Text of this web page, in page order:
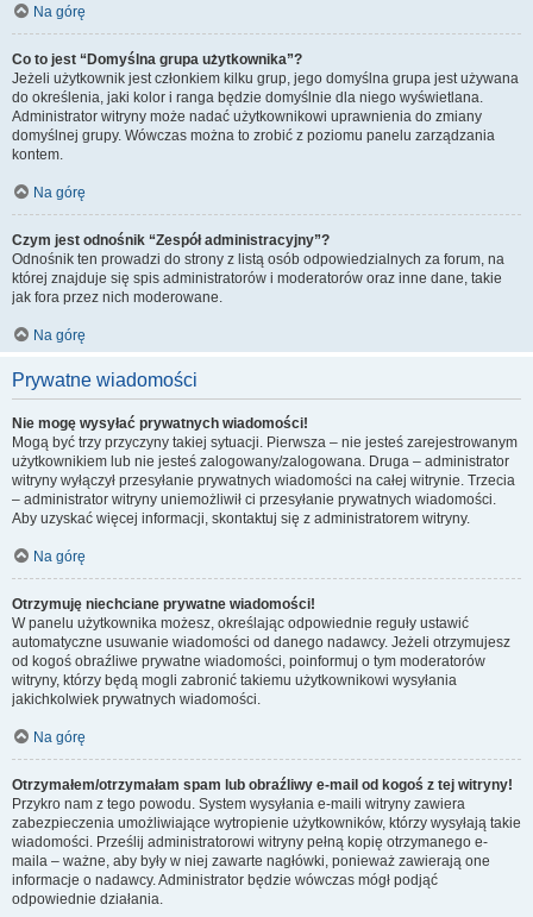
Na górę
Co to jest “Domyślna grupa użytkownika”?
Jeżeli użytkownik jest członkiem kilku grup, jego domyślna grupa jest używana
do określenia, jaki kolor i ranga będzie domyślnie dla niego wyświetlana.
Administrator witryny może nadać użytkownikowi uprawnienia do zmiany
domyślnej grupy. Wówczas można to zrobić z poziomu panelu zarządzania
kontem.
Na górę
Czym jest odnośnik “Zespół administracyjny”?
Odnośnik ten prowadzi do strony z listą osób odpowiedzialnych za forum, na
której znajduje się spis administratorów i moderatorów oraz inne dane, takie
jak fora przez nich moderowane.
Na górę
Prywatne wiadomości
Nie mogę wysyłać prywatnych wiadomości!
Mogą być trzy przyczyny takiej sytuacji. Pierwsza – nie jesteś zarejestrowanym
użytkownikiem lub nie jesteś zalogowany/zalogowana. Druga – administrator
witryny wyłączył przesyłanie prywatnych wiadomości na całej witrynie. Trzecia
– administrator witryny uniemożliwił ci przesyłanie prywatnych wiadomości.
Aby uzyskać więcej informacji, skontaktuj się z administratorem witryny.
Na górę
Otrzymuję niechciane prywatne wiadomości!
W panelu użytkownika możesz, określając odpowiednie reguły ustawić
automatyczne usuwanie wiadomości od danego nadawcy. Jeżeli otrzymujesz
od kogoś obraźliwe prywatne wiadomości, poinformuj o tym moderatorów
witryny, którzy będą mogli zabronić takiemu użytkownikowi wysyłania
jakichkolwiek prywatnych wiadomości.
Na górę
Otrzymałem/otrzymałam spam lub obraźliwy e-mail od kogoś z tej witryny!
Przykro nam z tego powodu. System wysyłania e-maili witryny zawiera
zabezpieczenia umożliwiające wytropienie użytkowników, którzy wysyłają takie
wiadomości. Prześlij administratorowi witryny pełną kopię otrzymanego e-
maila – ważne, aby były w niej zawarte nagłówki, ponieważ zawierają one
informacje o nadawcy. Administrator będzie wówczas mógł podjąć
odpowiednie działania.